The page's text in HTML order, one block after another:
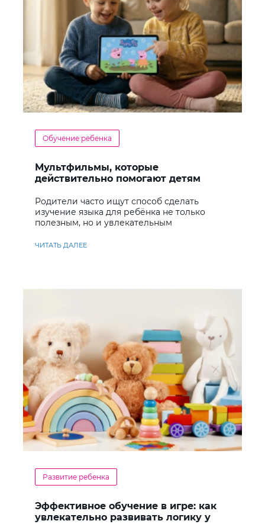
Обучение ребенка
Мультфильмы, которые
действительно помогают детям
Родители часто ищут способ сделать
изучение языка для ребёнка не только
полезным, но и увлекательным
ЧИТАТЬ ДАЛЕЕ
Развитие ребенка
Эффективное обучение в игре: как
увлекательно развивать логику у